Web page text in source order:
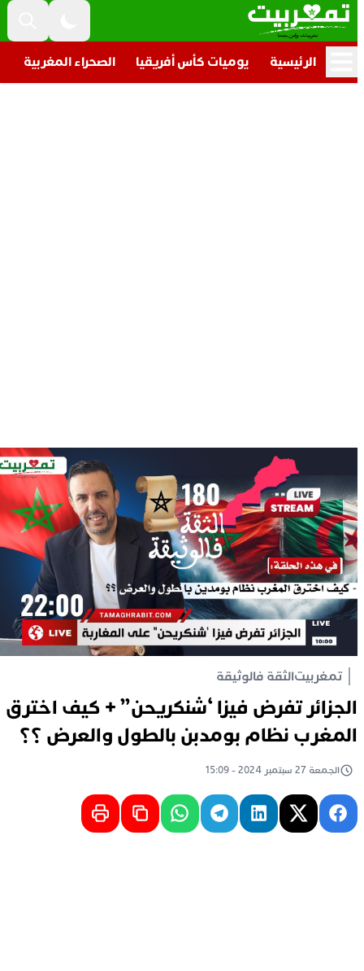
الرئيسية يوميات كأس أفريقيا الصحراء المغربية
تمغربيتالثقة فالوثيقة
الجزائر تفرض فيزا ‘شنكريحن” + كيف اخترق
المغرب نظام بومدبن بالطول والعرض ؟؟
الجمعة 27 سبتمبر 2024 - 15:09